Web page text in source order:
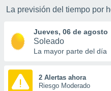
las
y
forma
basada
La previsión del tiempo por
Jueves, 06 de agosto
Soleado
La mayor parte del día
2 Alertas ahora
Riesgo Moderado